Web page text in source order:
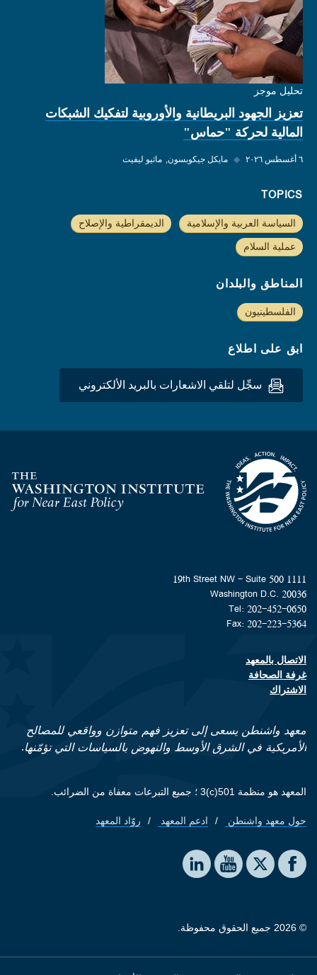
تحليل موجز
تعزيز الجهود البريطانية والأوروبية لتفكيك الشبكات
المالية لحركة "حماس"
٦ أغسطس ٢٠٢٦ ◆ مايكل جيكوبسون ماثيو ليفيت
TOPICS
السياسة العربية والإسلامية الديمقراطية والإصلاح
عملية السلام
المناطق والبلدان
الفلسطينيون
ابق على اطلاع
سجِّل لتلقي الاشعارات بالبريد الألكتروني
Homepage
1111 19th Street NW - Suite 500
Washington D.C. 20036
Tel: 202-452-0650
Fax: 202-223-5364
Footer contact links
الاتصال بالمعهد
غرفة الصحافة
الاشتراك
معهد واشنطن يسعى إلى تعزيز فهم متوازن وواقعي للمصالح
الأمريكية في الشرق الأوسط والنهوض بالسياسات التي تؤمّنها.
المعهد هو منظمة 501(c)3 ؛ جميع التبرعات معفاة من الضرائب.
Footer quick links
حول معهد واشنطن ادعم المعهد روّاد المعهد
Social media
The Washington Institute on Facebook
The Washington Institute on X
The Washington Institute on YouTube
The Washington Institute on LinkedIn
© 2026 جميع الحقوق محفوظة.